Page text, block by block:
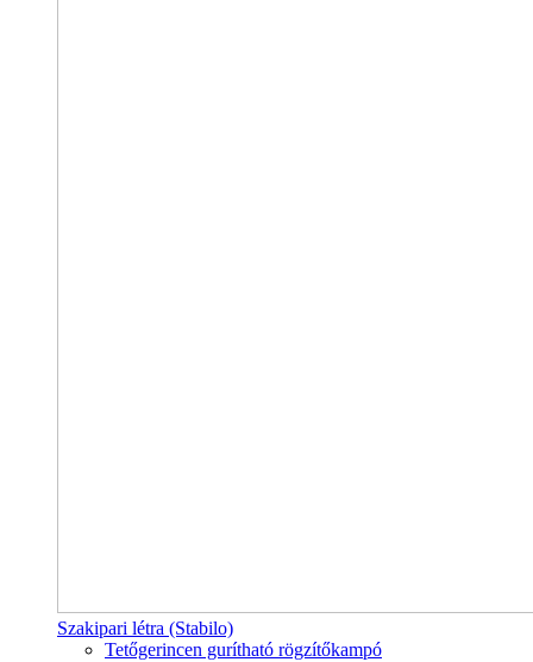
Szakipari létra (Stabilo)
Tetőgerincen gurítható rögzítőkampó